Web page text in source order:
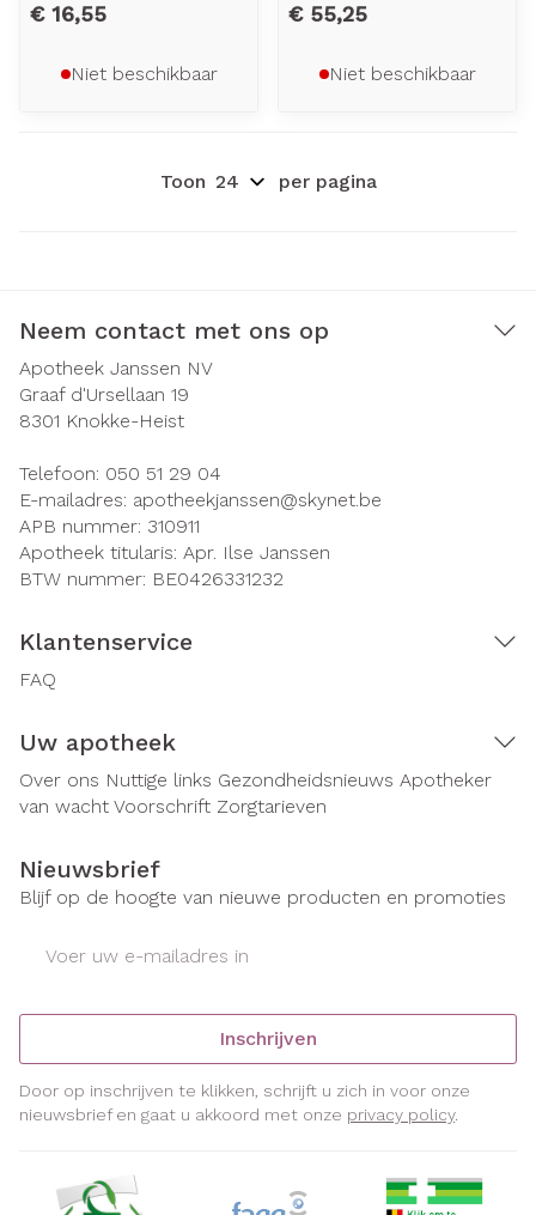
€ 16,55
Niet beschikbaar
€ 55,25
Niet beschikbaar
Toon per pagina
Neem contact met ons op
Apotheek Janssen NV
Graaf d'Ursellaan 19
8301 Knokke-Heist
Telefoon: 050 51 29 04
E-mailadres: apotheekjanssen@skynet.be
APB nummer: 310911
Apotheek titularis: Apr. Ilse Janssen
BTW nummer: BE0426331232
Klantenservice
FAQ
Uw apotheek
Over ons Nuttige links Gezondheidsnieuws Apotheker
van wacht Voorschrift Zorgtarieven
Nieuwsbrief
Blijf op de hoogte van nieuwe producten en promoties
Inschrijven
Door op inschrijven te klikken, schrijft u zich in voor onze
nieuwsbrief en gaat u akkoord met onze privacy policy.